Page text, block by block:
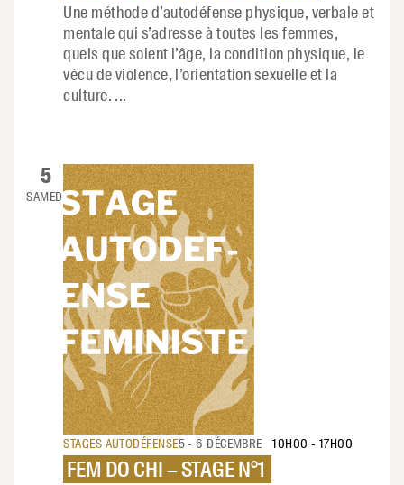
Une méthode d’autodéfense physique, verbale et
mentale qui s’adresse à toutes les femmes,
quels que soient l’âge, la condition physique, le
vécu de violence, l’orientation sexuelle et la
culture. ...
5
SAMEDI
STAGES AUTODÉFENSE5 - 6 DÉCEMBRE 10H00 - 17H00
FEM DO CHI – STAGE N°1